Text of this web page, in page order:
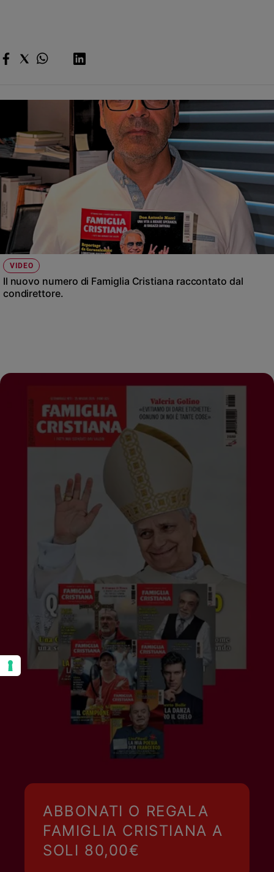
VIDEO
Il nuovo numero di Famiglia Cristiana raccontato dal
condirettore.
ABBONATI O REGALA
FAMIGLIA CRISTIANA A
SOLI 80,00€